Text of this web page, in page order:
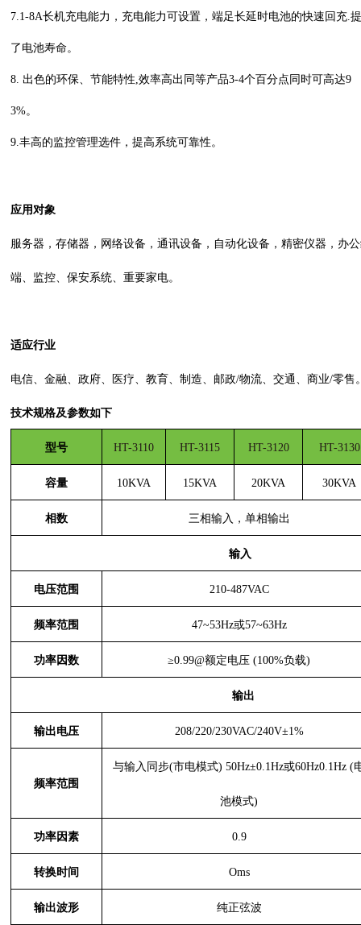
7.1-8A长机充电能力，充电能力可设置，端足长延时电池的快速回充.
了电池寿命。
8. 出色的环保、节能特性,效率高出同等产品3-4个百分点同时可高达9
3%。
9.丰高的监控管理选件，提高系统可靠性。
应用对象
服务器，存储器，网络设备，通讯设备，自动化设备，精密仪器，办
端、监控、保安系统、重要家电。
适应行业
电信、金融、政府、医疗、教育、制造、邮政/物流、交通、商业/零售
技术规格及参数如下
型号 HT-3110 HT-3115 HT-3120 HT-3130
容量 10KVA 15KVA 20KVA 30KVA
相数 三相输入，单相输出
输入
电压范围 210-487VAC
频率范围 47~53Hz或57~63Hz
功率因数 ≥0.99@额定电压 (100%负载)
输出
输出电压 208/220/230VAC/240V±1%
频率范围
与输入同步(市电模式) 50Hz±0.1Hz或60Hz0.1Hz (
池模式)
功率因素 0.9
转换时间 Oms
输出波形 纯正弦波